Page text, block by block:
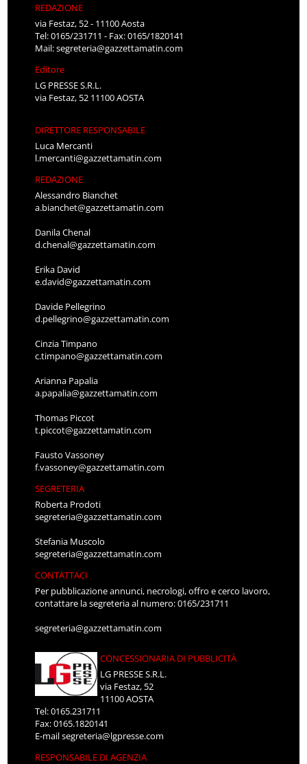
REDAZIONE
via Festaz, 52 - 11100 Aosta
Tel: 0165/231711 - Fax: 0165/1820141
Mail:segreteria@gazzettamatin.com
Editore
LG PRESSE S.R.L.
via Festaz, 52 11100 AOSTA
DIRETTORE RESPONSABILE
Luca Mercanti
l.mercanti@gazzettamatin.com
REDAZIONE
Alessandro Bianchet
a.bianchet@gazzettamatin.com
Danila Chenal
d.chenal@gazzettamatin.com
Erika David
e.david@gazzettamatin.com
Davide Pellegrino
d.pellegrino@gazzettamatin.com
Cinzia Timpano
c.timpano@gazzettamatin.com
Arianna Papalia
a.papalia@gazzettamatin.com
Thomas Piccot
t.piccot@gazzettamatin.com
Fausto Vassoney
f.vassoney@gazzettamatin.com
SEGRETERIA
Roberta Prodoti
segreteria@gazzettamatin.com
Stefania Muscolo
segreteria@gazzettamatin.com
CONTATTACI
Per pubblicazione annunci, necrologi, offro e cerco lavoro,
contattare la segreteria al numero: 0165/231711
segreteria@gazzettamatin.com
CONCESSIONARIA DI PUBBLICITÀ
LG PRESSE S.R.L.
via Festaz, 52
11100 AOSTA
Tel: 0165.231711
Fax: 0165.1820141
E-mailsegreteria@lgpresse.com
RESPONSABILE DI AGENZIA